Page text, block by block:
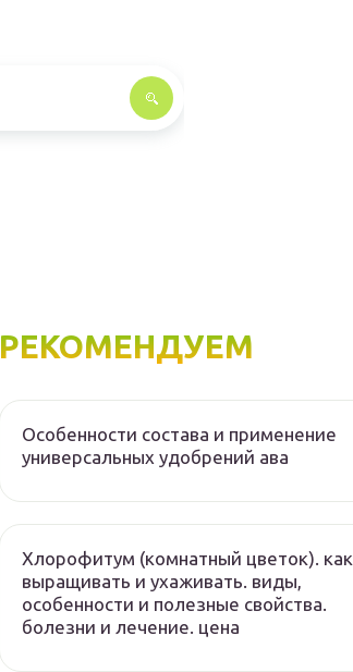
РЕКОМЕНДУЕМ
Особенности состава и применение
универсальных удобрений ава
Хлорофитум (комнатный цветок). как
выращивать и ухаживать. виды,
особенности и полезные свойства.
болезни и лечение. цена